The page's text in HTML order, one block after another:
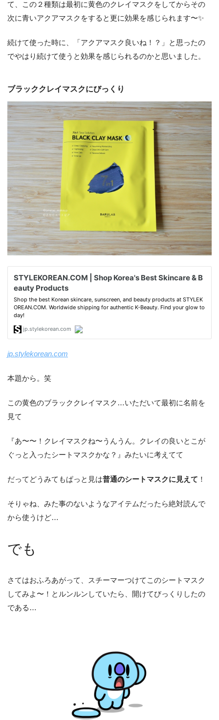
て、この２種類は最初に黄色のクレイマスクをしてからその
次に青いアクアマスクをすると更に効果を感じられます〜✨
続けて使った時に、「アクアマスク良いね！？」と思ったの
でやはり続けて使うと効果を感じられるのかと思いました。
ブラッククレイマスクにびっくり
jp.stylekorean.com
本題から。笑
この黄色のブラッククレイマスク…いただいて最初に名前を
見て
『あ〜〜！クレイマスクね〜うんうん。クレイの良いとこが
ぐっと入ったシートマスクかな？』みたいに考えてて
だってどうみてもぱっと見は普通のシートマスクに見えて ！
そりゃね、みた事のないようなアイテムだったら絶対読んで
から使うけど…
でも
さてはおふろあがって、スチーマーつけてこのシートマスク
してみよ〜！とルンルンしていたら、開けてびっくりしたの
である…